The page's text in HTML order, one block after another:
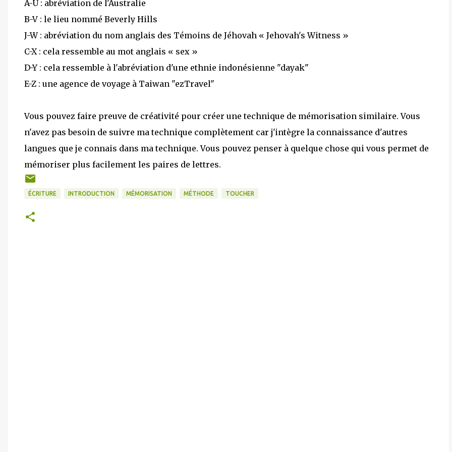
A-U : abréviation de l'Australie
B-V : le lieu nommé Beverly Hills
J-W : abréviation du nom anglais des Témoins de Jéhovah « Jehovah's Witness »
C-X : cela ressemble au mot anglais « sex »
D-Y : cela ressemble à l'abréviation d'une ethnie indonésienne "dayak"
E-Z : une agence de voyage à Taiwan "ezTravel"
Vous pouvez faire preuve de créativité pour créer une technique de mémorisation similaire. Vous
n'avez pas besoin de suivre ma technique complètement car j'intègre la connaissance d'autres
langues que je connais dans ma technique. Vous pouvez penser à quelque chose qui vous permet de
mémoriser plus facilement les paires de lettres.
ÉCRITURE INTRODUCTION MÉMORISATION MÉTHODE TOUCHER